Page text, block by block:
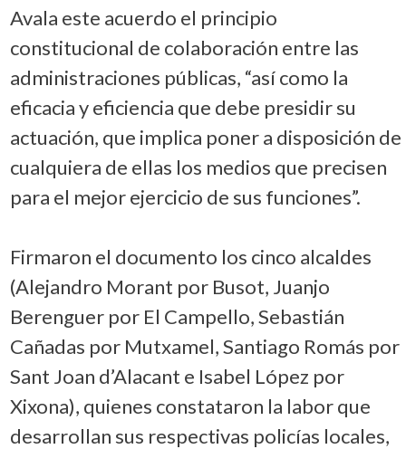
Avala este acuerdo el principio
constitucional de colaboración entre las
administraciones públicas, “así como la
eficacia y eficiencia que debe presidir su
actuación, que implica poner a disposición de
cualquiera de ellas los medios que precisen
para el mejor ejercicio de sus funciones”.
Firmaron el documento los cinco alcaldes
(Alejandro Morant por Busot, Juanjo
Berenguer por El Campello, Sebastián
Cañadas por Mutxamel, Santiago Romás por
Sant Joan d’Alacant e Isabel López por
Xixona), quienes constataron la labor que
desarrollan sus respectivas policías locales,